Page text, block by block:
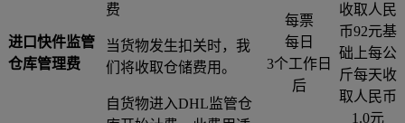
进口快件监管
仓库管理费
费
当货物发生扣关时，我
们将收取仓储费用。
自货物进入DHL监管仓
每票
每日
3个工作日
后
收取人民
币92元基
础上每公
斤每天收
取人民币
1.0元